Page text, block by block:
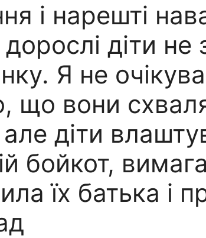
і нарешті
діти не
Я не
що вони
діти
бойкот,
їх батька і